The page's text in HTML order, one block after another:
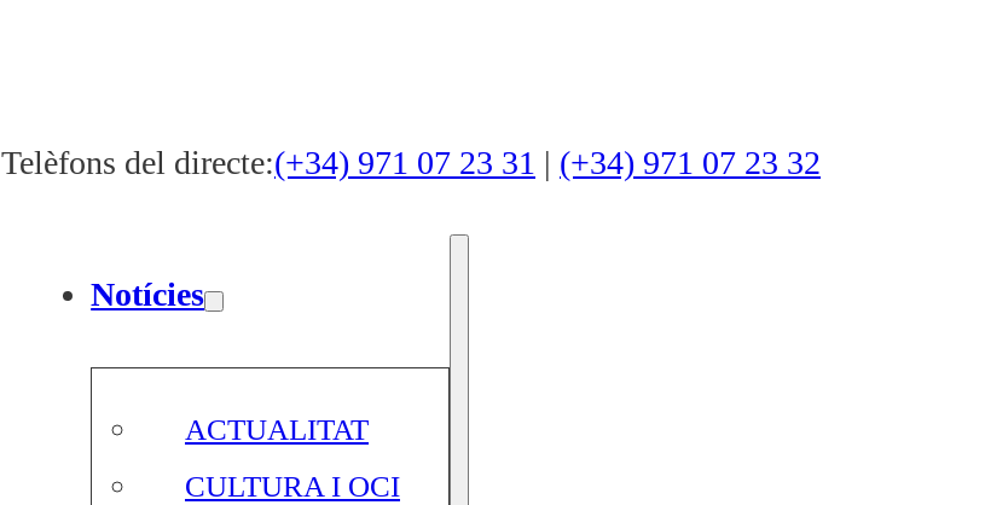
Telèfons del directe:(+34) 971 07 23 31 | (+34) 971 07 23 32
Notícies
ACTUALITAT
CULTURA I OCI